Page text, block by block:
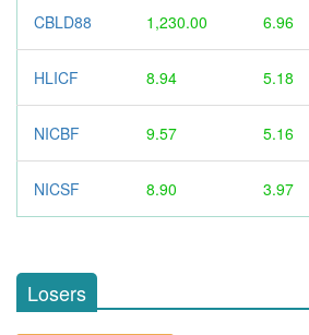
CBLD88 1,230.00 6.96
HLICF 8.94 5.18
NICBF 9.57 5.16
NICSF 8.90 3.97
Losers